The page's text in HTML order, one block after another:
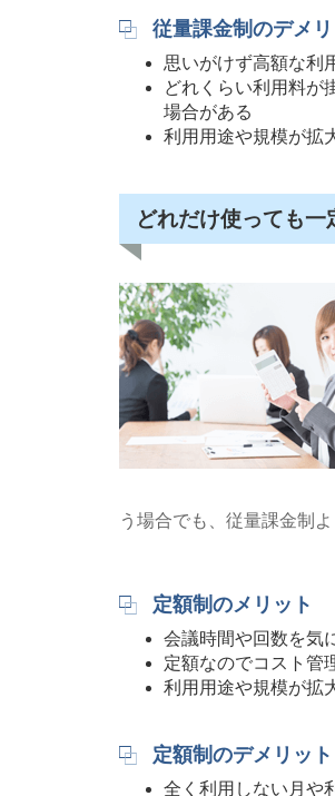
従量課金制のデメリ
思いがけず高額な利
どれくらい利用料が
場合がある
利用用途や規模が拡
どれだけ使っても一
う場合でも、従量課金制
定額制のメリット
会議時間や回数を気
定額なのでコスト管
利用用途や規模が拡
定額制のデメリット
全く利用しない月や